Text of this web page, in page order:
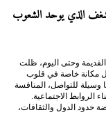
الذي يوحد الشعوب
وحتى اليوم، ظلت
مكانة خاصة في قلوب
وسيلة للتواصل، المنافسة
الروابط الاجتماعية.
حدود الدول والثقافات،